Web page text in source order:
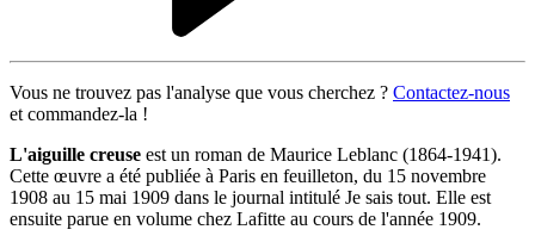
Vous ne trouvez pas l'analyse que vous cherchez ? Contactez-nous
et commandez-la !
L'aiguille creuse est un roman de Maurice Leblanc (1864-1941).
Cette œuvre a été publiée à Paris en feuilleton, du 15 novembre
1908 au 15 mai 1909 dans le journal intitulé Je sais tout. Elle est
ensuite parue en volume chez Lafitte au cours de l'année 1909.